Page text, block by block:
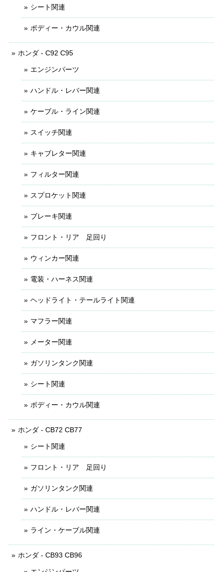
シート関連
ボディー・カウル関連
ホンダ - C92 C95
エンジンパーツ
ハンドル・レバー関連
ケーブル・ライン関連
スイッチ関連
キャブレター関連
フィルター関連
スプロケット関連
ブレーキ関連
フロント・リア 足回り
ウィンカー関連
電装・ハーネス関連
ヘッドライト・テールライト関連
マフラー関連
メーター関連
ガソリンタンク関連
シート関連
ボディー・カウル関連
ホンダ - CB72 CB77
シート関連
フロント・リア 足回り
ガソリンタンク関連
ハンドル・レバー関連
ライン・ケーブル関連
ホンダ - CB93 CB96